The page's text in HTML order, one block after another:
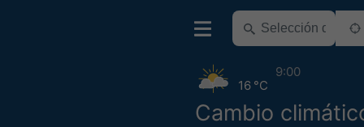
Cambio
16 °C
9:00